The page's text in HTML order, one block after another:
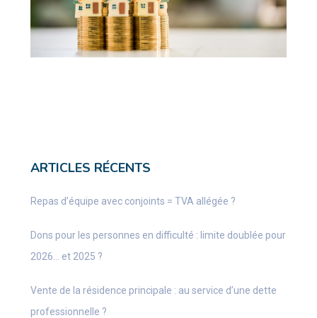
ARTICLES RÉCENTS
Repas d’équipe avec conjoints = TVA allégée ?
Dons pour les personnes en difficulté : limite doublée pour
2026… et 2025 ?
Vente de la résidence principale : au service d’une dette
professionnelle ?